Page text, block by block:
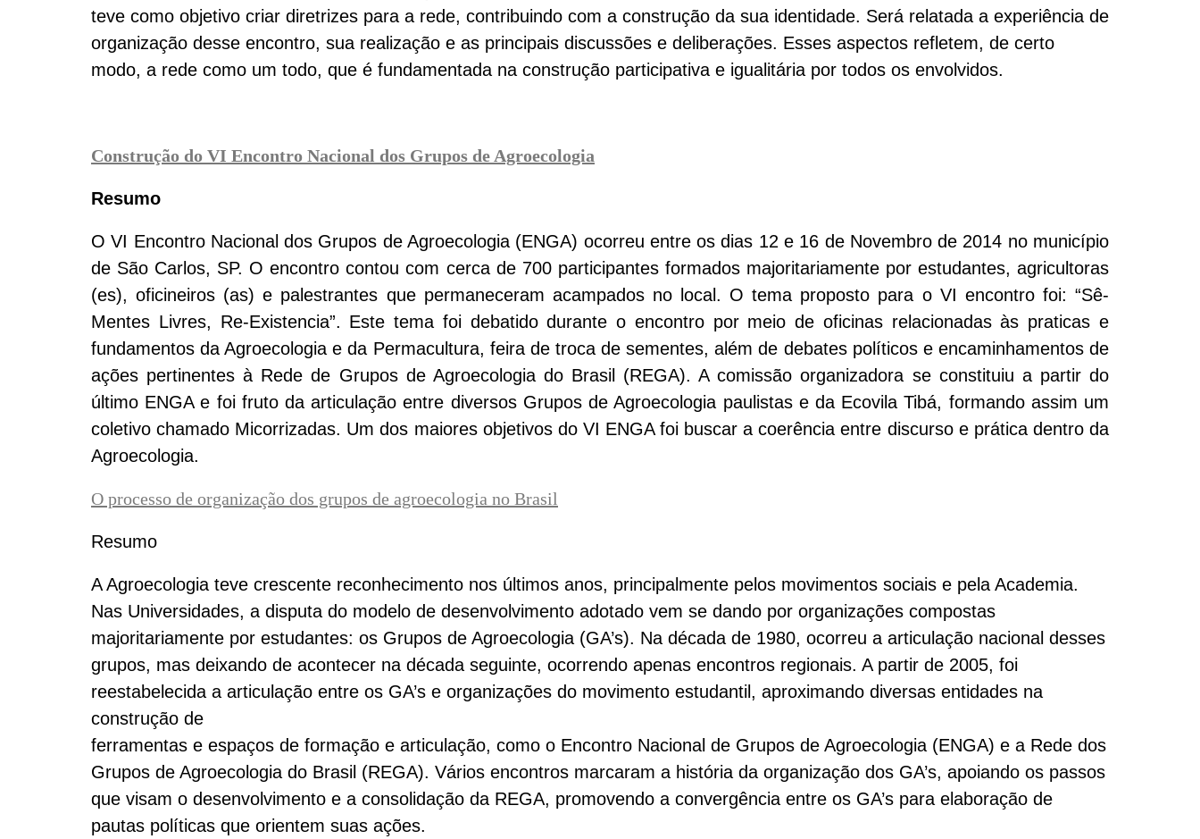
teve como objetivo criar diretrizes para a rede, contribuindo com a construção da sua identidade. Será relatada a experiência de
organização desse encontro, sua realização e as principais discussões e deliberações. Esses aspectos refletem, de certo
modo, a rede como um todo, que é fundamentada na construção participativa e igualitária por todos os envolvidos.
Construção do VI Encontro Nacional dos Grupos de Agroecologia
Resumo
O VI Encontro Nacional dos Grupos de Agroecologia (ENGA) ocorreu entre os dias 12 e 16 de Novembro de 2014 no município
de São Carlos, SP. O encontro contou com cerca de 700 participantes formados majoritariamente por estudantes, agricultoras
(es), oficineiros (as) e palestrantes que permaneceram acampados no local. O tema proposto para o VI encontro foi: “Sê-
Mentes Livres, Re-Existencia”. Este tema foi debatido durante o encontro por meio de oficinas relacionadas às praticas e
fundamentos da Agroecologia e da Permacultura, feira de troca de sementes, além de debates políticos e encaminhamentos de
ações pertinentes à Rede de Grupos de Agroecologia do Brasil (REGA). A comissão organizadora se constituiu a partir do
último ENGA e foi fruto da articulação entre diversos Grupos de Agroecologia paulistas e da Ecovila Tibá, formando assim um
coletivo chamado Micorrizadas. Um dos maiores objetivos do VI ENGA foi buscar a coerência entre discurso e prática dentro da
Agroecologia.
O processo de organização dos grupos de agroecologia no Brasil
Resumo
A Agroecologia teve crescente reconhecimento nos últimos anos, principalmente pelos movimentos sociais e pela Academia.
Nas Universidades, a disputa do modelo de desenvolvimento adotado vem se dando por organizações compostas
majoritariamente por estudantes: os Grupos de Agroecologia (GA’s). Na década de 1980, ocorreu a articulação nacional desses
grupos, mas deixando de acontecer na década seguinte, ocorrendo apenas encontros regionais. A partir de 2005, foi
reestabelecida a articulação entre os GA’s e organizações do movimento estudantil, aproximando diversas entidades na
construção de
ferramentas e espaços de formação e articulação, como o Encontro Nacional de Grupos de Agroecologia (ENGA) e a Rede dos
Grupos de Agroecologia do Brasil (REGA). Vários encontros marcaram a história da organização dos GA’s, apoiando os passos
que visam o desenvolvimento e a consolidação da REGA, promovendo a convergência entre os GA’s para elaboração de
pautas políticas que orientem suas ações.